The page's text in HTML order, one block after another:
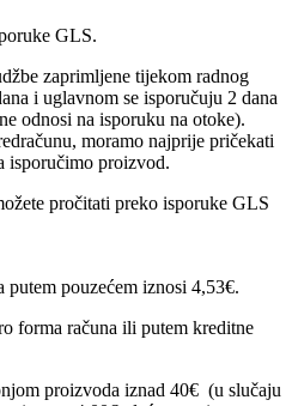
GLS.
zaprimljene tijekom radnog
i uglavnom se isporučuju 2 dana
odnosi na isporuku na otoke).
moramo najprije pričekati
isporučimo proizvod.
pročitati preko isporuke GLS
putem pouzećem iznosi 4,53€.
forma računa ili putem kreditne
proizvoda iznad 40€ (u slučaju